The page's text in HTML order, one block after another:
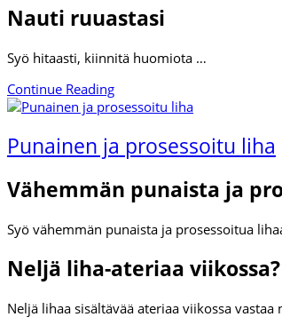
Nauti ruuastasi
Syö hitaasti, kiinnitä huomiota …
Continue Reading
Punainen ja prosessoitu liha
Vähemmän punaista ja
Syö vähemmän punaista ja prosessoitua
Neljä liha-ateriaa viikossa?
Neljä lihaa sisältävää ateriaa viikossa